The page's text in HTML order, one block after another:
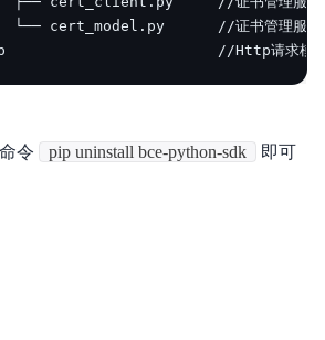
//Http请求模
令
pip uninstall bce-python-sdk
即可